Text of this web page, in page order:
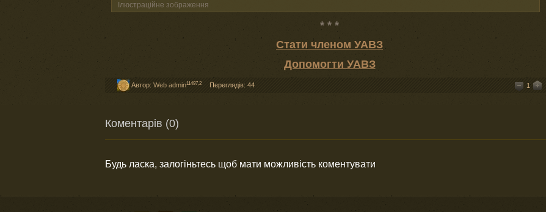
Ілюстраційне зображення
* * *
Стати членом УАВЗ
Допомогти УАВЗ
Автор: Web admin11497,2 Переглядів: 44 1
Коментарів (0)
Будь ласка, залогіньтесь щоб мати можливість коментувати